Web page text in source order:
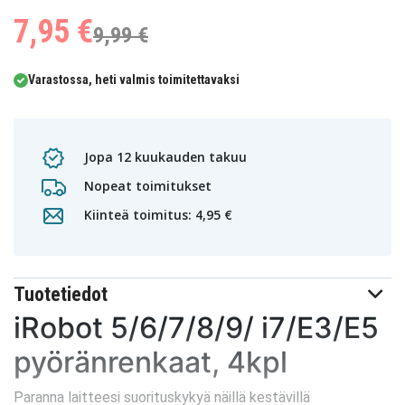
7,95 €9,99 €
Varastossa, heti valmis toimitettavaksi
Jopa 12 kuukauden takuu
Nopeat toimitukset
Kiinteä toimitus: 4,95 €
Tuotetiedot
iRobot 5/6/7/8/9/ i7/E3/E5
pyöränrenkaat, 4kpl
Paranna laitteesi suorituskykyä näillä kestävillä